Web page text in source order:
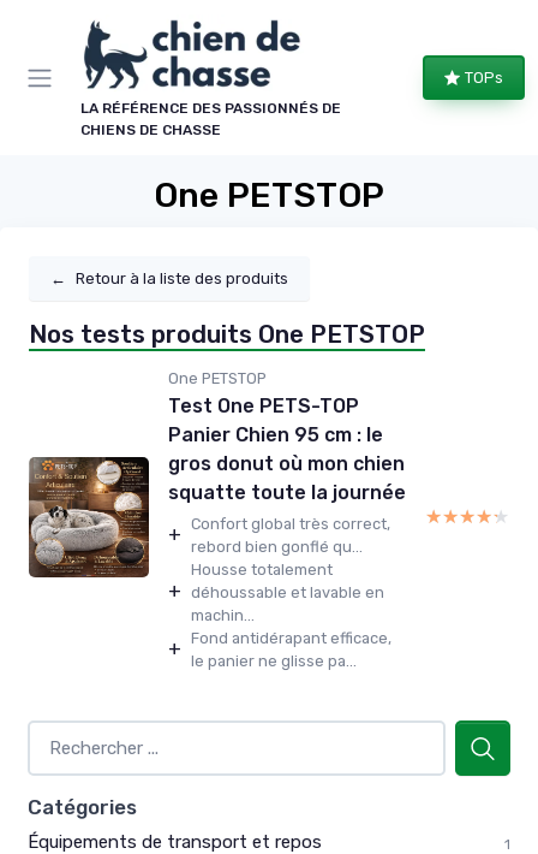
LA RÉFÉRENCE DES PASSIONNÉS DE
CHIENS DE CHASSE
TOPs
One PETSTOP
← Retour à la liste des produits
Nos tests produits One PETSTOP
One PETSTOP
Test One PETS-TOP
Panier Chien 95 cm : le
gros donut où mon chien
squatte toute la journée
+ Confort global très correct,
rebord bien gonflé qu...
+
Housse totalement
déhoussable et lavable en
machin...
+ Fond antidérapant efficace,
le panier ne glisse pa...
★★★★★
★★★★★
Catégories
Équipements de transport et repos 1
Panneau de gestion des cookies